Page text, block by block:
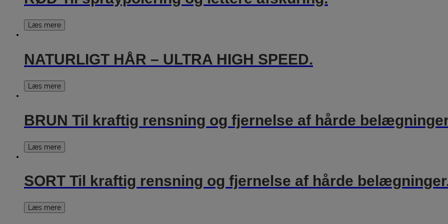
Læs mere
NATURLIGT HÅR – ULTRA HIGH SPEED.
Læs mere
BRUN Til kraftig rensning og fjernelse af hårde
Læs mere
SORT Til kraftig rensning og fjernelse af hårde
Læs mere